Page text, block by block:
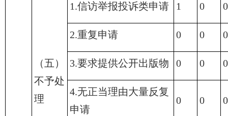
（五）
不予处
理
1.信访举报投诉类申请 1 0 0
2.重复申请 0 0 0
3.要求提供公开出版物 0 0 0
4.无正当理由大量反复
申请
0 0 0